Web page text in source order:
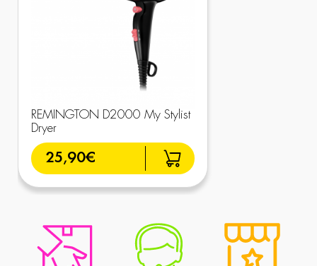
REMINGTON D2000 My Stylist
Dryer
25,90€